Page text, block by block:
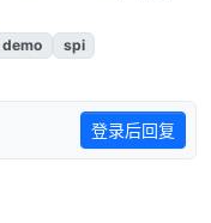
demo
spi
登录后回复